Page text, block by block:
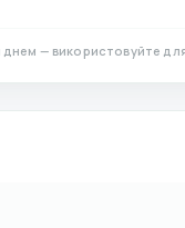
днем — використовуйте